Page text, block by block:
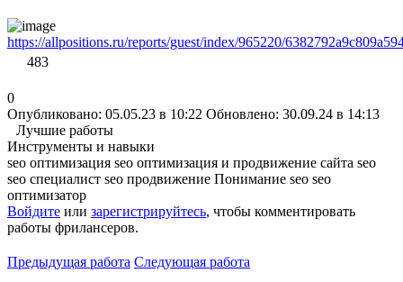
https://allpositions.ru/reports/guest/index/965220/
483
0
Опубликовано: 05.05.23 в 10:22 Обновлено: 30.09.24 в 14:13
Лучшие работы
Инструменты и навыки
seo оптимизация seo оптимизация и продвижение сайта seo
seo специалист seo продвижение Понимание seo seo
оптимизатор
Войдите или зарегистрируйтесь, чтобы комментировать
работы фрилансеров.
Предыдущая работа Следующая работа